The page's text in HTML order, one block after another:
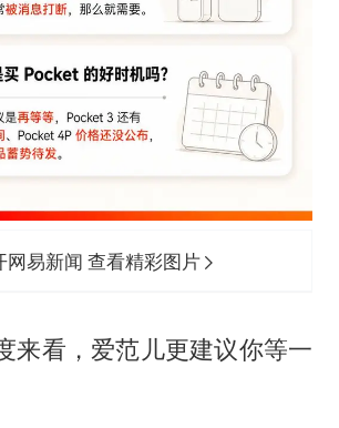
网易新闻 查看精彩图片
来看，爱范儿更建议你等一